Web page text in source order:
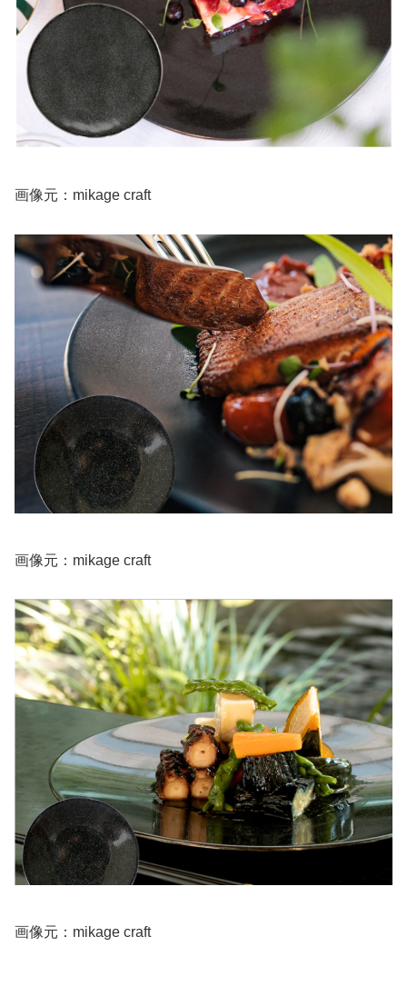
画像元：mikage craft
画像元：mikage craft
画像元：mikage craft